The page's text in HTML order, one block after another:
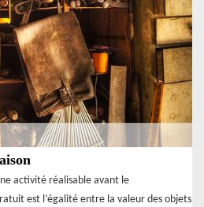
activité réalisable avant le
est l’égalité entre la valeur des objets